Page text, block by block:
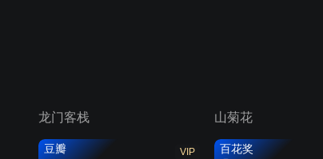
龙门客栈 山菊花
VIP
豆瓣 百花奖